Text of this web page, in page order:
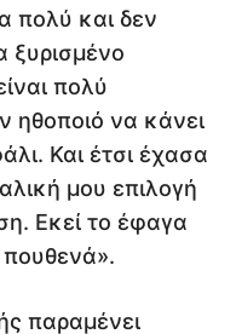
πολύ και δεν
ξυρισμένο
πολύ
ηθοποιό να κάνει
Και έτσι έχασα
μου επιλογή
Εκεί το έφαγα
παραμένει